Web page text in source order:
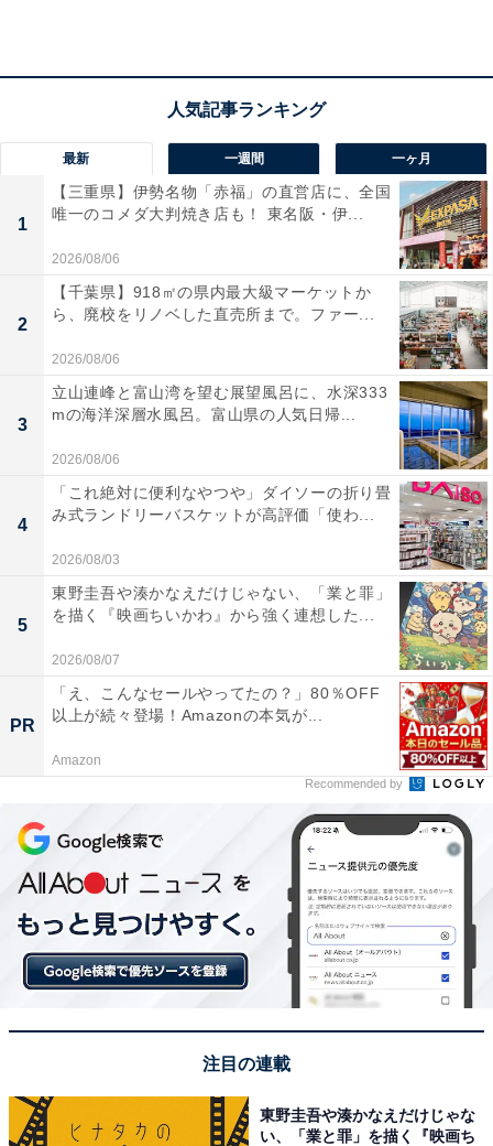
「ジェットコースターのならでも比較的浮遊感が少
から」（20代女性／青森県）
1位：カリブの海賊／56票
ボートに乗って海賊たちの時代へとタイムスリップす
る、ディズニーランドの王道アトラクションです。迫力
ある砲撃戦や、映画『パイレーツ・オブ・カリビアン』
のジャック・スパロウが登場する演出など、映画の中に
回答者コメント
「ボートに乗ってゆったり進みながら、映画のよう
な世界観・音楽・演出をじっくり味わえるのが魅力
だからです」（60代男性／愛知県）
「カリブの海賊は、待ち時間が少なないわりに親子
で楽しめて乗りごたえがあります」（30代女性／神
奈川県）
最新 一週間 一ヶ月
1
【三重県】伊勢名物「赤福」の直営店に、全国
唯一のコメダ大判焼き店も！ 東名阪・伊...
2026/08/06
2
【千葉県】918㎡の県内最大級マーケットか
ら、廃校をリノベした直売所まで。ファー...
2026/08/06
3
立山連峰と富山湾を望む展望風呂に、水深333
mの海洋深層水風呂。富山県の人気日帰...
2026/08/06
4
「これ絶対に便利なやつや」ダイソーの折り畳
み式ランドリーバスケットが高評価「使わ...
2026/08/03
5
東野圭吾や湊かなえだけじゃない、「業と罪」
を描く『映画ちいかわ』から強く連想した...
2026/08/07
PR
「え、こんなセールやってたの？」80％OFF
以上が続々登場！Amazonの本気が...
Amazon
Recommended by
注目の連載
東野圭吾や湊かなえだけじゃな
い、「業と罪」を描く『映画ち